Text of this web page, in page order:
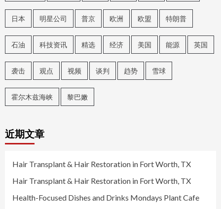
日本 明星公司 普京 欧洲 欧盟 特朗普
石油 科技资讯 精选 经济 美国 能源 英国
袭击 观点 视频 谈判 趋势 雪球
霍尔木兹海峡 黎巴嫩
近期文章
Hair Transplant & Hair Restoration in Fort Worth, TX
Hair Transplant & Hair Restoration in Fort Worth, TX
Health-Focused Dishes and Drinks Mondays Plant Cafe